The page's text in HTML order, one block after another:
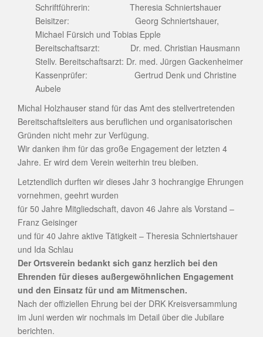
Schriftführerin: Theresia Schniertshauer
Beisitzer: Georg Schniertshauer,
Michael Fürsich und Tobias Epple
Bereitschaftsarzt: Dr. med. Christian Hausmann
Stellv. Bereitschaftsarzt: Dr. med. Jürgen Gackenheimer
Kassenprüfer: Gertrud Denk und Christine
Aubele
Michal Holzhauser stand für das Amt des stellvertretenden
Bereitschaftsleiters aus beruflichen und organisatorischen
Gründen nicht mehr zur Verfügung.
Wir danken ihm für das große Engagement der letzten 4
Jahre. Er wird dem Verein weiterhin treu bleiben.
Letztendlich durften wir dieses Jahr 3 hochrangige Ehrungen
vornehmen, geehrt wurden
für 50 Jahre Mitgliedschaft, davon 46 Jahre als Vorstand –
Franz Geisinger
und für 40 Jahre aktive Tätigkeit – Theresia Schniertshauer
und Ida Schlau
Der Ortsverein bedankt sich ganz herzlich bei den
Ehrenden für dieses außergewöhnlichen Engagement
und den Einsatz für und am Mitmenschen.
Nach der offiziellen Ehrung bei der DRK Kreisversammlung
im Juni werden wir nochmals im Detail über die Jubilare
berichten.